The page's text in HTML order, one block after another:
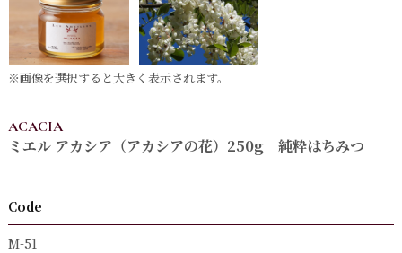
※画像を選択すると大きく表示されます。
ACACIA
ミエル アカシア（アカシアの花）250g 純粋はちみつ
Code
M-51